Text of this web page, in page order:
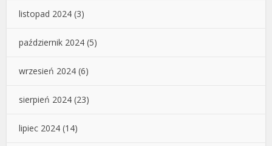
listopad 2024 (3)
październik 2024 (5)
wrzesień 2024 (6)
sierpień 2024 (23)
lipiec 2024 (14)